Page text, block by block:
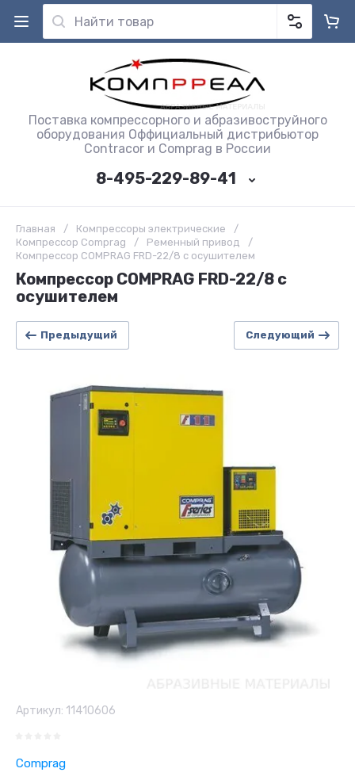
Поставка компрессорного и абразивоструйного
оборудования Оффициальный дистрибьютор
Contracor и Comprag в России
8-495-229-89-41
Главная / Компрессоры электрические
/
Компрессор Comprag
/ Ременный привод
/
Компрессор COMPRAG FRD-22/8 с осушителем
Компрессор COMPRAG FRD-22/8 с
осушителем
Предыдущий Следующий
Артикул: 11410606
Comprag